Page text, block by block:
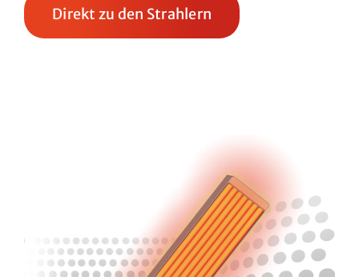
Direkt zu den Strahlern